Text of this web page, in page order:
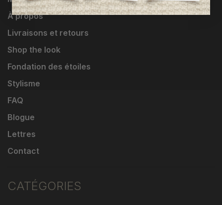
À propos
Livraisons et retours
Shop the look
Fondation des étoiles
Stylisme
FAQ
Blogue
Lettres
Contact
CATÉGORIES